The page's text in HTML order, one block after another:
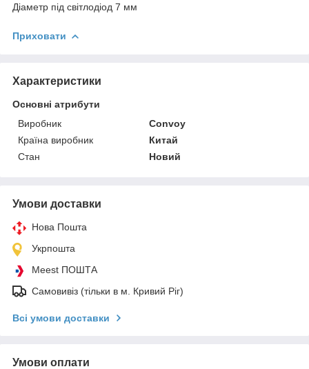
Діаметр під світлодіод 7 мм
Приховати
Характеристики
Основні атрибути
Виробник
Convoy
Країна виробник
Китай
Стан
Новий
Умови доставки
Нова Пошта
Укрпошта
Meest ПОШТА
Самовивіз (тільки в м. Кривий Ріг)
Всі умови доставки
Умови оплати